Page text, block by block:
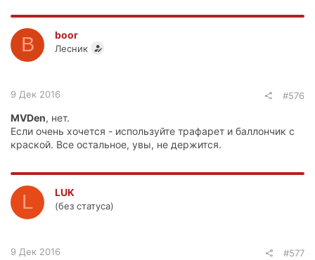
B boor
Лесник
9 Дек 2016 #576
MVDen, нет.
Если очень хочется - используйте трафарет и баллончик с
краской. Все остальное, увы, не держится.
L LUK
(без статуса)
9 Дек 2016 #577